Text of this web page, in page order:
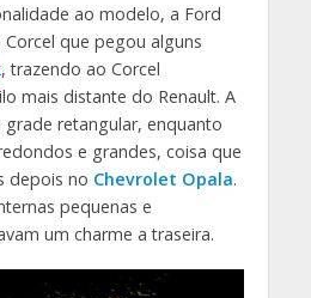
ao modelo, a Ford
que pegou alguns
, trazendo ao Corcel
mais distante do Renault. A
grade retangular, enquanto
e grandes, coisa que
depois no Chevrolet Opala.
pequenas e
um charme a traseira.